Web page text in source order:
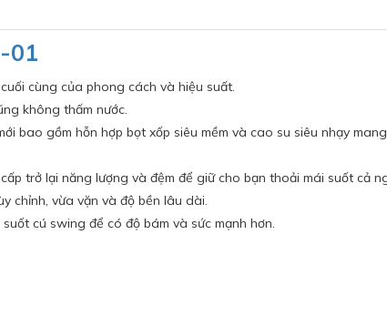
01
cùng của phong cách và hiệu suất.
không thấm nước.
bao gồm hỗn hợp bọt xốp siêu mềm và cao su siêu nhạy
trở lại năng lượng và đệm để giữ cho bạn thoải mái suốt cả
chỉnh, vừa vặn và độ bền lâu dài.
cú swing để có độ bám và sức mạnh hơn.